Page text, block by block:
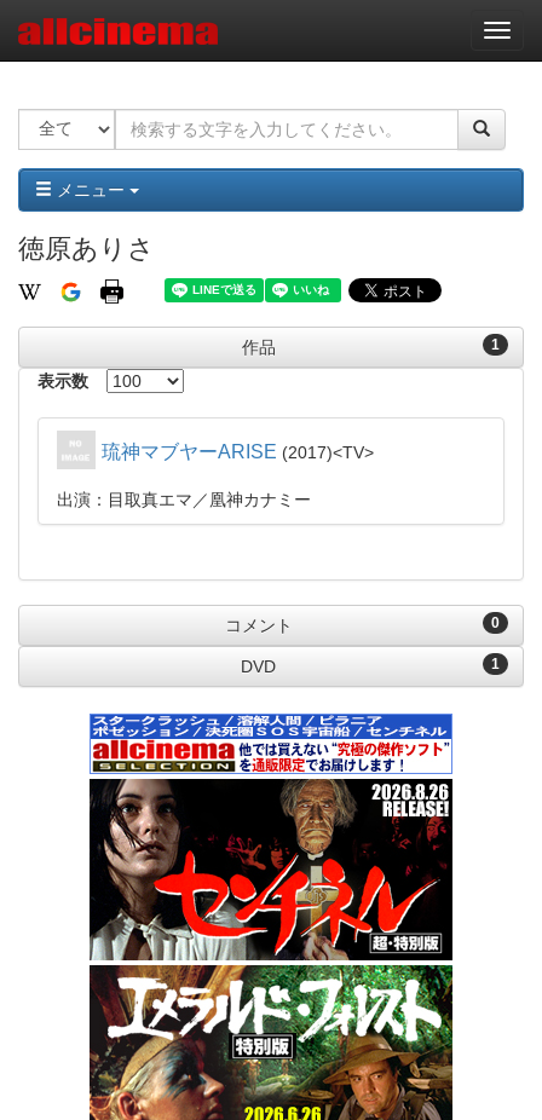
ナ
ビ
ー
ョ
ン
メニュー
徳原ありさ
1
作品
表示数
琉神マブヤーARISE 2017 TV
出演：目取真エマ／凰神カナミー
0
コメント
1
DVD